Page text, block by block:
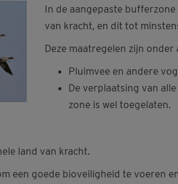
In de aangepaste
van kracht, en dit tot
Deze maatregelen zijn
Pluimvee en andere
De verplaatsing van
zone is wel toegelaten.
land van kracht.
een goede bioveiligheid te voeren